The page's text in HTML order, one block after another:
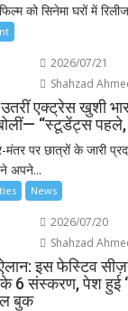
को सिनेमा घरों में
2026/07/21
Shahzad
एक्ट्रेस खुशी
“स्टूडेंट्स पहले,
मंतर पर छात्रों के जारी
ने अपने...
News
2026/07/20
Shahzad
ऐलान: इस फेस्टिव
के 6 संस्करण, पेश हुई
बुक